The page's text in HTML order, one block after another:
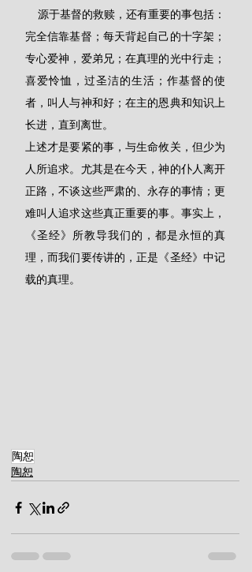
完全信靠基督；每天背起自己的十字架；
专心爱神，爱弟兄；在真理的光中行走；
喜爱怜恤，过圣洁的生活；作基督的使
者，叫人与神和好；在主的恩典和知识上
长进，直到离世。
上述才是要紧的事，与生命攸关，但少为
人所追求。尤其是在今天，神的仆人离开
正路，不谈这些严肃的、永存的事情；更
难叫人追求这些真正重要的事。事实上，
《圣经》所教导我们的，都是永恒的真
理，而我们要传讲的，正是《圣经》中记
载的真理。
陶恕
陶恕